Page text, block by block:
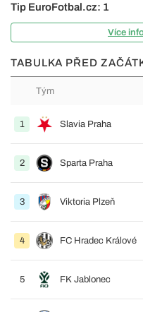
Tip EuroFotbal.cz: 1
Více
TABULKA PŘED
Tým
1 Slavia Praha
2 Sparta Praha
3 Viktoria Plzeň
4 FC Hradec Králové
5 FK Jablonec